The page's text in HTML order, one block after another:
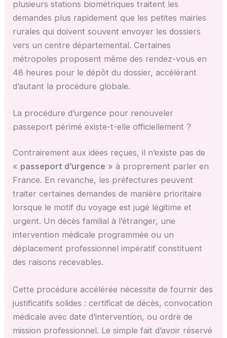
plusieurs stations biométriques traitent les
demandes plus rapidement que les petites mairies
rurales qui doivent souvent envoyer les dossiers
vers un centre départemental. Certaines
métropoles proposent même des rendez-vous en
48 heures pour le dépôt du dossier, accélérant
d’autant la procédure globale.
La procédure d’urgence pour renouveler
passeport périmé existe-t-elle officiellement ?
Contrairement aux idées reçues, il n’existe pas de
« passeport d’urgence » à proprement parler en
France. En revanche, les préfectures peuvent
traiter certaines demandes de manière prioritaire
lorsque le motif du voyage est jugé légitime et
urgent. Un décès familial à l’étranger, une
intervention médicale programmée ou un
déplacement professionnel impératif constituent
des raisons recevables.
Cette procédure accélérée nécessite de fournir des
justificatifs solides : certificat de décès, convocation
médicale avec date d’intervention, ou ordre de
mission professionnel. Le simple fait d’avoir réservé